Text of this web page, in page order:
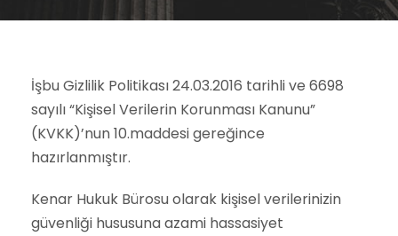
İşbu Gizlilik Politikası 24.03.2016 tarihli ve 6698
sayılı “Kişisel Verilerin Korunması Kanunu”
(KVKK)’nun 10.maddesi gereğince
hazırlanmıştır.
Kenar Hukuk Bürosu olarak kişisel verilerinizin
güvenliği hususuna azami hassasiyet